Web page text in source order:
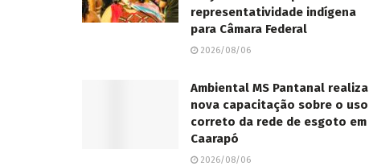
representatividade indígena
para Câmara Federal
2026/08/06
Ambiental MS Pantanal realiza
nova capacitação sobre o uso
correto da rede de esgoto em
Caarapó
2026/08/06